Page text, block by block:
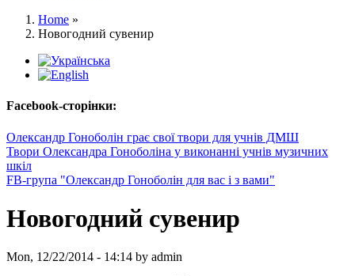
Home »
Новогодний сувенир
Facebook-сторінки:
Олександр Гоноболін грає свої твори для учнів ДМШ
Твори Олександра Гоноболіна у виконанні учнів музичних
шкіл
FB-група "Олександр Гоноболін для вас і з вами"
Новогодний сувенир
Mon, 12/22/2014 - 14:14 by admin